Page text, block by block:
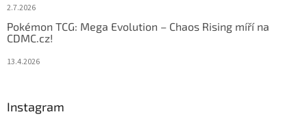
2.7.2026
Pokémon TCG: Mega Evolution – Chaos Rising míří na
CDMC.cz!
13.4.2026
Instagram